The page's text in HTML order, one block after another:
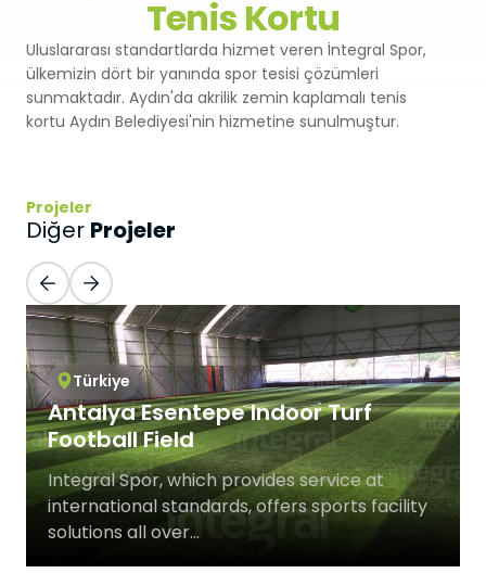
Atletizm Pistleri
Padel Kortları
Padbol Kortları
Pickleball Kortları
Tenis Kortları
Squash Kortları
Çelik Tribünler
Basketbol Salonları
Voleybol Sahaları
Premium
Monoturf
DuoGrass
Padel Çimi
Tenis Çimi
Golf Çimi
Hibrit Çim
Doğal Çim
Sprey Kaplama
Full PU Sistem
Spor Parke
Spor PVC Sistem
Akrilik Kaplama
Modüler Kauçuk
SBR
Drenajlı Shockpad
Silis Kumu
Tenis Kortu
Uluslararası standartlarda hizmet veren İntegral Spor,
ülkemizin dört bir yanında spor tesisi çözümleri
sunmaktadır. Aydın'da akrilik zemin kaplamalı tenis
kortu Aydın Belediyesi'nin hizmetine sunulmuştur.
Projeler
Diğer Projeler
Türkiye
Antalya Esentepe Indoor Turf
Football Field
Integral Spor, which provides service at
international standards, offers sports facility
solutions all over...